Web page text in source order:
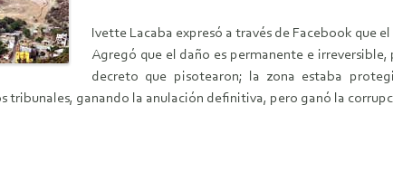
Ivette Lacaba expresó a través de Facebook que
Agregó que el daño es permanente e
decreto que pisotearon; la zona estaba
tribunales, ganando la anulación definitiva, pero ganó la